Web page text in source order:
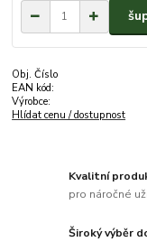
Obj. Číslo
EAN kód:
Výrobce:
Hlídat cenu / dostupnost
Kvalitní
pro náročné
Široký výběr